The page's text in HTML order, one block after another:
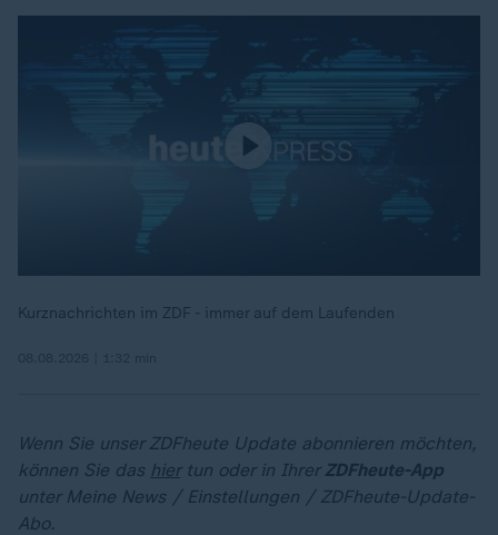
Kurznachrichten im ZDF - immer auf dem Laufenden
Wenn Sie unser ZDFheute Update abonnieren möchten,
können Sie das hiertun oder in Ihrer ZDFheute-App
unter Meine News / Einstellungen / ZDFheute-Update-
Abo.